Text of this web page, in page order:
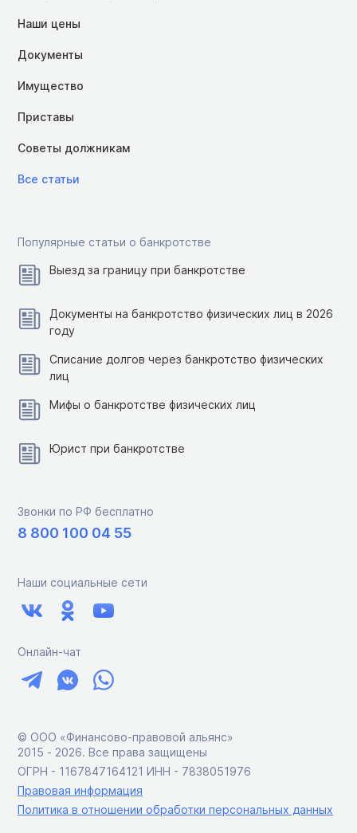
Наши цены
Документы
Имущество
Приставы
Советы должникам
Все статьи
Популярные статьи о банкротстве
Выезд за границу при банкротстве
Документы на банкротство физических лиц в 2026
году
Списание долгов через банкротство физических
лиц
Мифы о банкротстве физических лиц
Юрист при банкротстве
Звонки по РФ бесплатно
8 800 100 04 55
Наши социальные сети
Онлайн-чат
© ООО «Финансово-правовой альянс»
2015 ‑ 2026. Все права защищены
ОГРН - 1167847164121 ИНН - 7838051976
Правовая информация
Политика в отношении обработки персональных данных